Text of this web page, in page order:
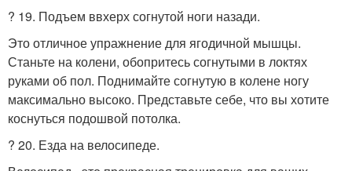
? 19. Подъем ввхерх согнутой ноги назади.
Это отличное упражнение для ягодичной мышцы.
Станьте на колени, обопритесь согнутыми в локтях
руками об пол. Поднимайте согнутую в колене ногу
максимально высоко. Представьте себе, что вы хотите
коснуться подошвой потолка.
? 20. Езда на велосипеде.